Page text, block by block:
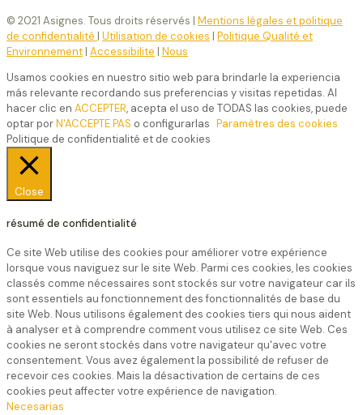
© 2021 Asignes. Tous droits réservés | Mentions légales et politique
de confidentialité | Utilisation de cookies | Politique Qualité et
Environnement| Accessibilite | Nous
Usamos cookies en nuestro sitio web para brindarle la experiencia
más relevante recordando sus preferencias y visitas repetidas. Al
hacer clic en ACCEPTER, acepta el uso de TODAS las cookies, puede
optar porN'ACCEPTE PAS o configurarlas Paramètres des cookies
Politique de confidentialité et de cookies
Close
résumé de confidentialité
Ce site Web utilise des cookies pour améliorer votre expérience
lorsque vous naviguez sur le site Web. Parmi ces cookies, les cookies
classés comme nécessaires sont stockés sur votre navigateur car ils
sont essentiels au fonctionnement des fonctionnalités de base du
site Web. Nous utilisons également des cookies tiers qui nous aident
à analyser et à comprendre comment vous utilisez ce site Web. Ces
cookies ne seront stockés dans votre navigateur qu'avec votre
consentement. Vous avez également la possibilité de refuser de
recevoir ces cookies. Mais la désactivation de certains de ces
cookies peut affecter votre expérience de navigation.
Necesarias